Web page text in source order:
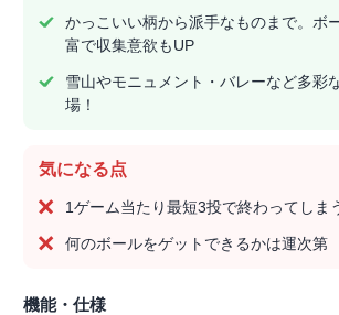
かっこいい柄から派手なものまで。ボ
富で収集意欲もUP
雪山やモニュメント・バレーなど多彩
場！
気になる点
1ゲーム当たり最短3投で終わってしま
何のボールをゲットできるかは運次第
機能・仕様